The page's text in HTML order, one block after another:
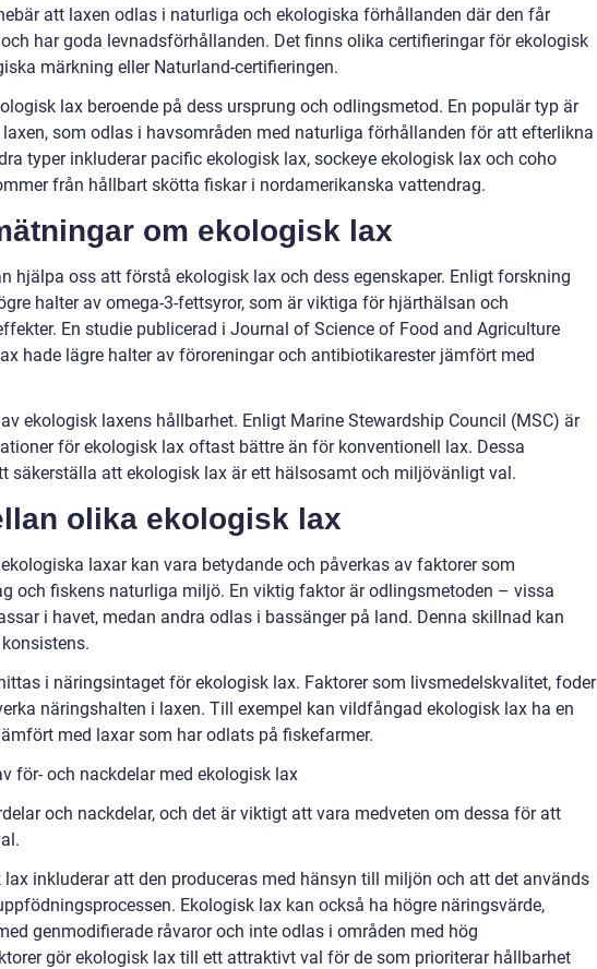
att laxen odlas i naturliga och ekologiska förhållanden där den får
har goda levnadsförhållanden. Det finns olika certifieringar för ekologisk
märkning eller Naturland-certifieringen.
lax beroende på dess ursprung och odlingsmetod. En populär typ är
som odlas i havsområden med naturliga förhållanden för att efterlikna
typer inkluderar pacific ekologisk lax, sockeye ekologisk lax och coho
från hållbart skötta fiskar i nordamerikanska vattendrag.
om ekologisk lax
hjälpa oss att förstå ekologisk lax och dess egenskaper. Enligt forskning
halter av omega-3-fettsyror, som är viktiga för hjärthälsan och
En studie publicerad i Journal of Science of Food and Agriculture
hade lägre halter av föroreningar och antibiotikarester jämfört med
ekologisk laxens hållbarhet. Enligt Marine Stewardship Council (MSC) är
för ekologisk lax oftast bättre än för konventionell lax. Dessa
säkerställa att ekologisk lax är ett hälsosamt och miljövänligt val.
olika ekologisk lax
laxar kan vara betydande och påverkas av faktorer som
och fiskens naturliga miljö. En viktig faktor är odlingsmetoden – vissa
i havet, medan andra odlas i bassänger på land. Denna skillnad kan
i näringsintaget för ekologisk lax. Faktorer som livsmedelskvalitet, foder
näringshalten i laxen. Till exempel kan vildfångad ekologisk lax ha en
med laxar som har odlats på fiskefarmer.
för- och nackdelar med ekologisk lax
och nackdelar, och det är viktigt att vara medveten om dessa för att
lax inkluderar att den produceras med hänsyn till miljön och att det används
Ekologisk lax kan också ha högre näringsvärde,
genmodifierade råvaror och inte odlas i områden med hög
gör ekologisk lax till ett attraktivt val för de som prioriterar hållbarhet